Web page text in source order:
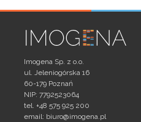
Imogena Sp. z o.o.
ul. Jeleniogórska 16
60-179 Poznań
NIP: 7792523064
tel. +48 575 925 200
email: biuro@imogena.pl